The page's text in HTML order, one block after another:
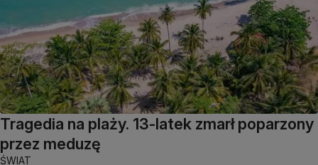
Tragedia na plaży. 13-latek zmarł poparzony
przez meduzę
ŚWIAT